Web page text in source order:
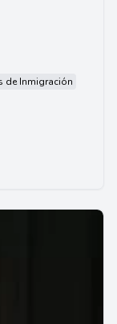
de Inmigración